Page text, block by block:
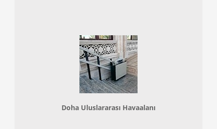
Doha Uluslararası Havaalanı